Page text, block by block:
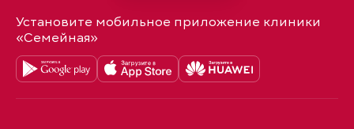
Установите мобильное приложение клиники
«Семейная»